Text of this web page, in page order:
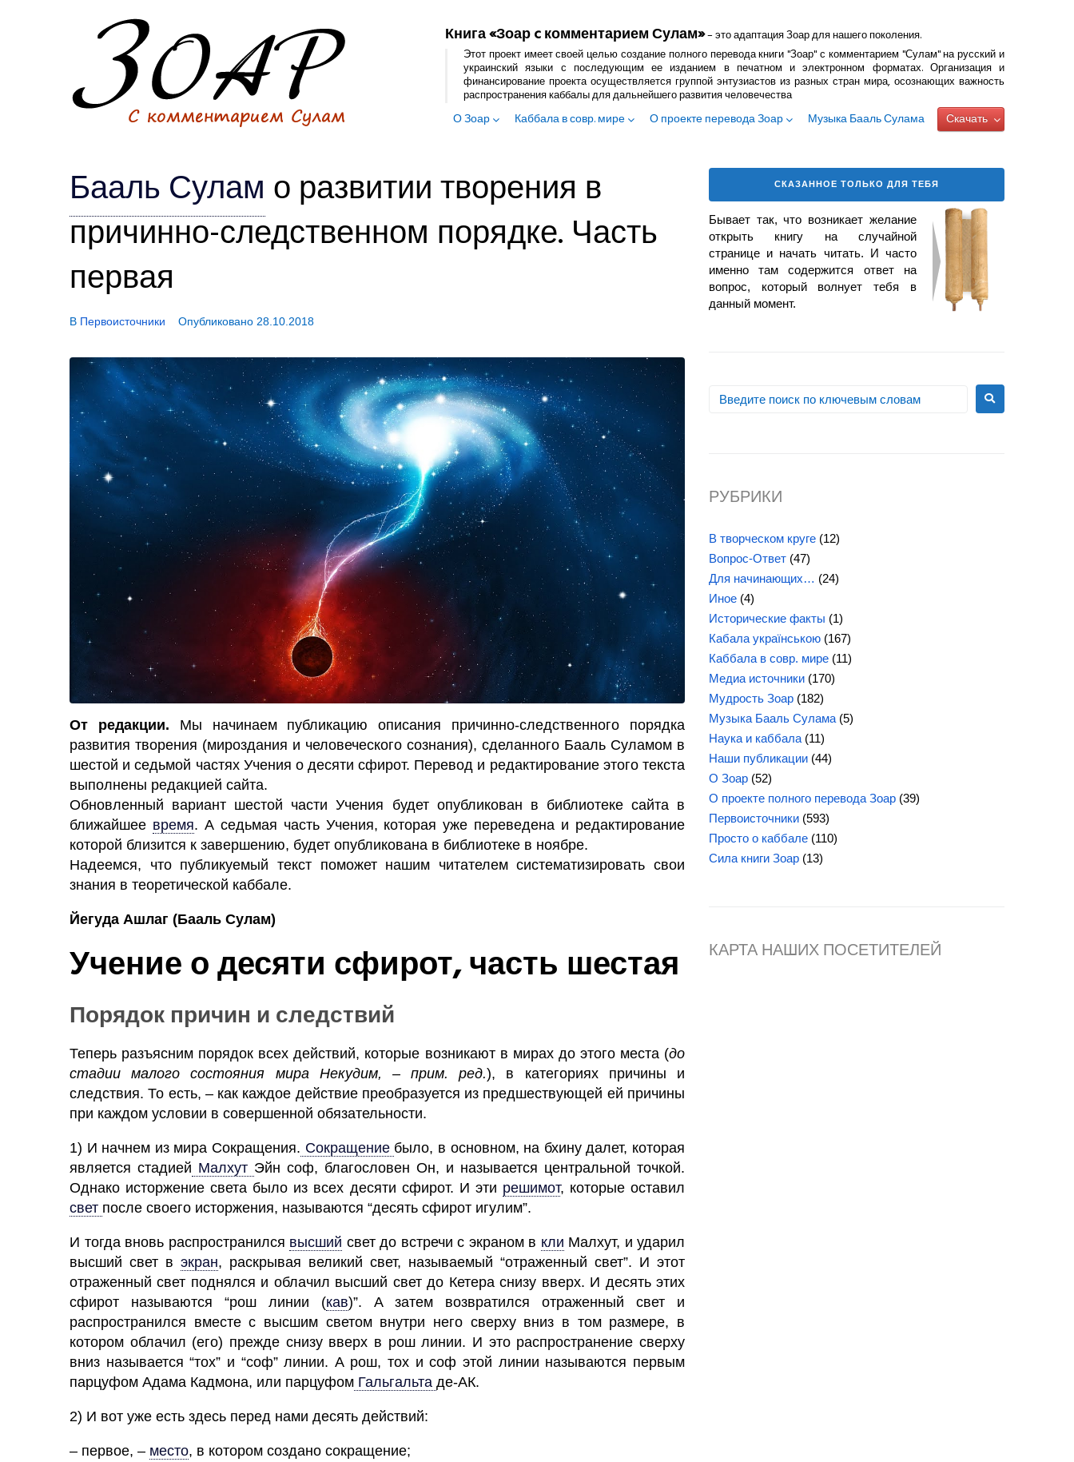
Книга «Зоар c комментарием Сулам»– это адаптация Зоар для нашего поколения.
Этот проект имеет своей целью создание полного перевода книги "Зоар" с комментарием "Сулам" на русский и
украинский языки с последующим ее изданием в печатном и электронном форматах. Организация и
финансирование проекта осуществляется группой энтузиастов из разных стран мира, осознающих важность
распространения каббалы для дальнейшего развития человечества
О Зоар Каббала в совр. мире О проекте перевода Зоар Музыка Бааль Сулама Скачать
Бааль Сулам о развитии творения в
причинно-следственном порядке. Часть
первая
В Первоисточники Опубликовано 28.10.2018
От редакции. Мы начинаем публикацию описания причинно-следственного порядка
развития творения (мироздания и человеческого сознания), сделанного Бааль Суламом в
шестой и седьмой частях Учения о десяти сфирот. Перевод и редактирование этого текста
выполнены редакцией сайта.
Обновленный вариант шестой части Учения будет опубликован в библиотеке сайта в
ближайшее время. А седьмая часть Учения, которая уже переведена и редактирование
которой близится к завершению, будет опубликована в библиотеке в ноябре.
Надеемся, что публикуемый текст поможет нашим читателем систематизировать свои
знания в теоретической каббале.
Йегуда Ашлаг (Бааль Сулам)
Учение о десяти сфирот, часть шестая
Порядок причин и следствий
Теперь разъясним порядок всех действий, которые возникают в мирах до этого места (до
стадии малого состояния мира Некудим, – прим. ред.), в категориях причины и
следствия. То есть, – как каждое действие преобразуется из предшествующей ей причины
при каждом условии в совершенной обязательности.
1) И начнем из мира Сокращения. Сокращение было, в основном, на бхину далет, которая
является стадией Малхут Эйн соф, благословен Он, и называется центральной точкой.
Однако исторжение света было из всех десяти сфирот. И эти решимот, которые оставил
свет после своего исторжения, называются “десять сфирот игулим”.
И тогда вновь распространился высший свет до встречи с экраном в кли Малхут, и ударил
высший свет в экран, раскрывая великий свет, называемый “отраженный свет”. И этот
отраженный свет поднялся и облачил высший свет до Кетера снизу вверх. И десять этих
сфирот называются “рош линии (кав)”. А затем возвратился отраженный свет и
распространился вместе с высшим светом внутри него сверху вниз в том размере, в
котором облачил (его) прежде снизу вверх в рош линии. И это распространение сверху
вниз называется “тох” и “соф” линии. А рош, тох и соф этой линии называются первым
парцуфом Адама Кадмона, или парцуфом Гальгальта де-АК.
2) И вот уже есть здесь перед нами десять действий:
– первое, – место, в котором создано сокращение;
СКАЗАННОЕ ТОЛЬКО ДЛЯ ТЕБЯ
Бывает так, что возникает желание
открыть книгу на случайной
странице и начать читать. И часто
именно там содержится ответ на
вопрос, который волнует тебя в
данный момент.
РУБРИКИ
В творческом круге (12)
Вопрос-Ответ (47)
Для начинающих… (24)
Иное (4)
Исторические факты (1)
Кабала українською (167)
Каббала в совр. мире (11)
Медиа источники (170)
Мудрость Зоар (182)
Музыка Бааль Сулама (5)
Наука и каббала (11)
Наши публикации (44)
О Зоар (52)
О проекте полного перевода Зоар (39)
Первоисточники (593)
Просто о каббале (110)
Сила книги Зоар (13)
КАРТА НАШИХ ПОСЕТИТЕЛЕЙ